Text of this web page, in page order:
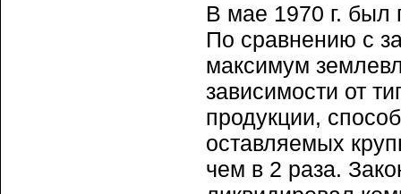
В мае 1970 г. был
По сравнению с
максимум
зависимости от
продукции,
оставляемых
чем в 2 раза.